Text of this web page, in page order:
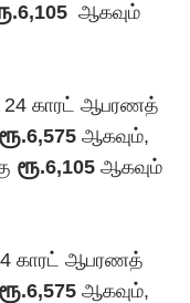
ஆகவும்
) 24 காரட் ஆபரணத்
ரூ.6,575 ஆகவும்,
ரூ.6,105 ஆகவும்
காரட் ஆபரணத்
ரூ.6,575 ஆகவும்,